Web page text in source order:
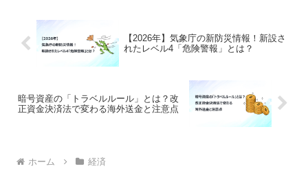
【2026年】気象庁の新防災情報！新設さ
れたレベル4「危険警報」とは？
暗号資産の「トラベルルール」とは？改
正資金決済法で変わる海外送金と注意点
ホーム 経済